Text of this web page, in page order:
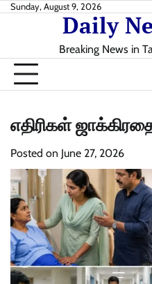
SkipSunday, August 9, 2026
Daily
Breaking News in
எதிரிகள்
Posted on June 27, 2026